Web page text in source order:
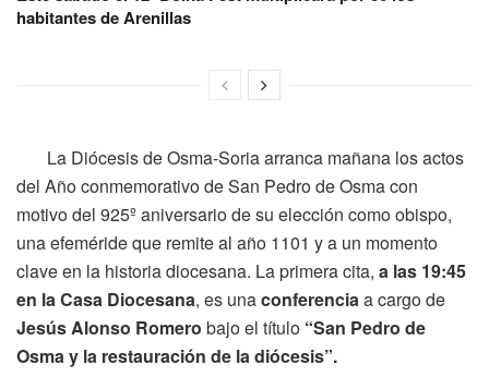
habitantes de Arenillas
La Diócesis de Osma-Soria arranca mañana los actos
del Año conmemorativo de San Pedro de Osma con
motivo del 925º aniversario de su elección como obispo,
una efeméride que remite al año 1101 y a un momento
clave en la historia diocesana. La primera cita, a las 19:45
en la Casa Diocesana, es unaconferenciaa cargo de
Jesús Alonso Romero bajo el título “San Pedro de
Osma y la restauración de la diócesis”.